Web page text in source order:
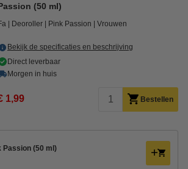
(50 ml)
Deoroller Pink Passion Vrouwen
Bekijk de specificaties en beschrijving
Direct leverbaar
Morgen in huis
1,99 Bestellen
Passion (50 ml)